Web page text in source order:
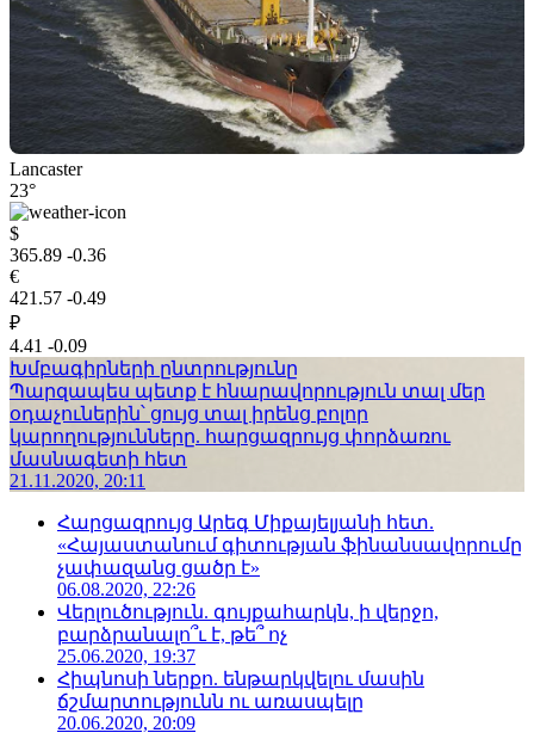
Lancaster
23°
$
365.89 -0.36
€
421.57 -0.49
₽
4.41 -0.09
Խմբագիրների ընտրությունը
Պարզապես պետք է հնարավորություն տալ մեր
օդաչուներին՝ ցույց տալ իրենց բոլոր
կարողությունները. հարցազրույց փորձառու
մասնագետի հետ
21.11.2020, 20:11
Հարցազրույց Արեգ Միքայելյանի հետ.
«Հայաստանում գիտության ֆինանսավորումը
չափազանց ցածր է»
06.08.2020, 22:26
Վերլուծություն. գույքահարկն, ի վերջո,
բարձրանալո՞ւ է, թե՞ ոչ
25.06.2020, 19:37
Հիպնոսի ներքո. ենթարկվելու մասին
ճշմարտությունն ու առասպելը
20.06.2020, 20:09